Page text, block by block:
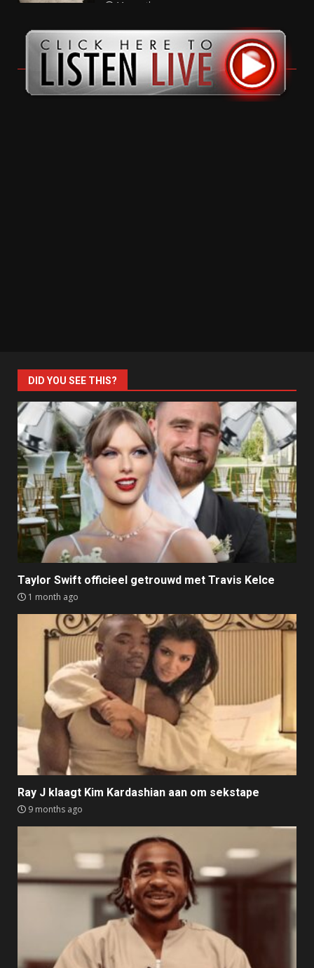
11 months ago
DID YOU SEE THIS?
Taylor Swift officieel getrouwd met Travis Kelce
1 month ago
Ray J klaagt Kim Kardashian aan om sekstape
9 months ago